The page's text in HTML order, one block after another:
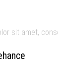
sit amet,